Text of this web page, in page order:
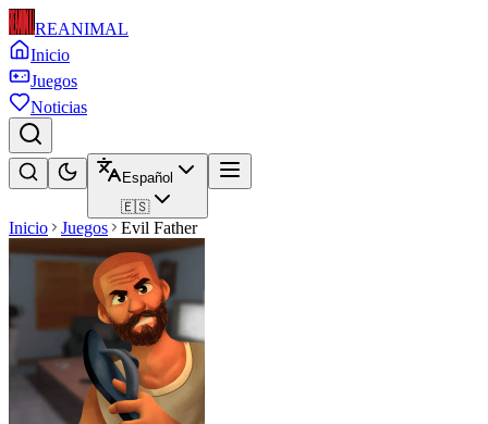
REANIMAL
Inicio
Juegos
Noticias
Español
🇪🇸
Inicio Juegos Evil Father